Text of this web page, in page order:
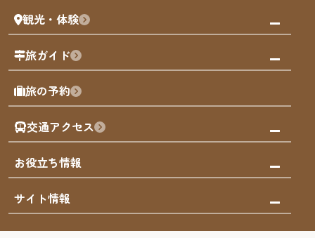
福岡グルメ
福岡を楽しむ
福岡のアート
福岡のナイトタイム
福岡の歴史・文化
サステナブルツーリズム
福岡検定
よかなび音声ガイド
観光・体験
観る・遊ぶ
屋台
買う
体験
泊まる
旅ガイド
モデルコース
AIおまかせコース
オリジナルプラン
みんなの旅行記
旅の予約
交通アクセス
市内交通ガイド
お得なチケット
お役立ち情報
お知らせ
災害情報
サイト情報
まち歩き・体験プログラム掲載申込